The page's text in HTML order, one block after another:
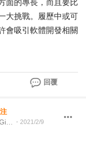
面的專長，而且要比
大挑戰。履歷中或可
會吸引軟體開發相關
回覆
・ 2021/2/9